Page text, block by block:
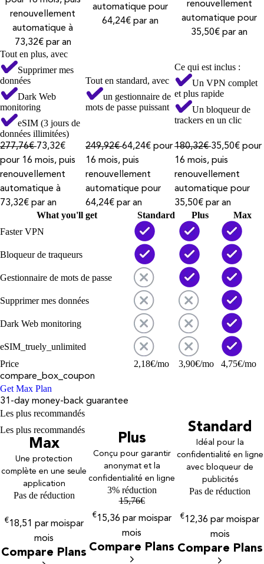
renouvellement
automatique à
73,32€ par an
automatique pour
64,24€ par an
renouvellement
automatique pour
35,50€ par an
Tout en plus, avec
Supprimer mes
données
Dark Web
monitoring
eSIM (3 jours de
données illimitées)
Tout en standard, avec
un gestionnaire de
mots de passe puissant
Ce qui est inclus :
Un VPN complet
et plus rapide
Un bloqueur de
trackers en un clic
277,76€73,32€
pour 16 mois, puis
renouvellement
automatique à
73,32€ par an
249,92€64,24€ pour
16 mois, puis
renouvellement
automatique pour
64,24€ par an
180,32€35,50€ pour
16 mois, puis
renouvellement
automatique pour
35,50€ par an
What you'll get Standard Plus
Max
Faster VPN
Bloqueur de traqueurs
Gestionnaire de mots de passe
Supprimer mes données
Dark Web monitoring
eSIM_truely_unlimited
Price
2,18€/mo 3,90€/mo 4,75€/mo
compare_box_coupon
Get Max Plan
31-day money-back guarantee
Les plus recommandés
Les plus recommandés
Max
Une protection
complète en une seule
application
Pas de réduction
€18,51 par moispar
mois
Compare Plans
Plus
Conçu pour garantir
anonymat et la
confidentialité en ligne
3% réduction
15,76€
€15,36 par moispar
mois
Compare Plans
Standard
Idéal pour la
confidentialité en ligne
avec bloqueur de
publicités
Pas de réduction
€12,36 par moispar
mois
Compare Plans